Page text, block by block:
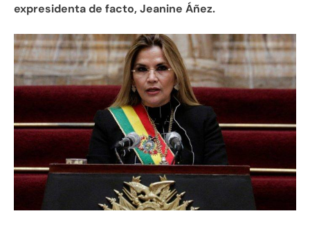
expresidenta de facto, Jeanine Áñez.